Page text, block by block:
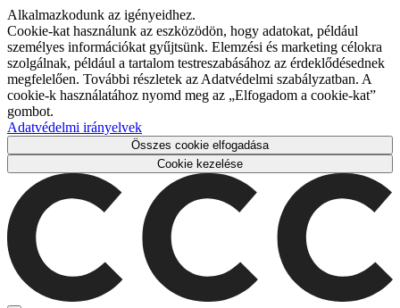
Alkalmazkodunk az igényeidhez.
Cookie-kat használunk az eszközödön, hogy adatokat, például
személyes információkat gyűjtsünk. Elemzési és marketing célokra
szolgálnak, például a tartalom testreszabásához az érdeklődésednek
megfelelően. További részletek az Adatvédelmi szabályzatban. A
cookie-k használatához nyomd meg az „Elfogadom a cookie-kat”
gombot.
Adatvédelmi irányelvek
Összes cookie elfogadása
Cookie kezelése